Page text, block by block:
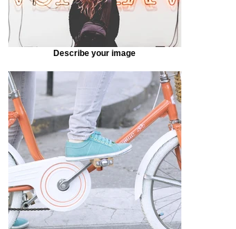
Describe your image